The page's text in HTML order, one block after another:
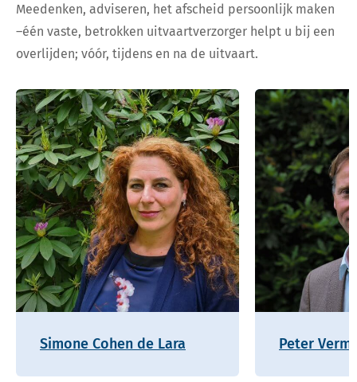
Meedenken, adviseren, het afscheid persoonlijk maken
–één vaste, betrokken uitvaartverzorger helpt u bij een
overlijden; vóór, tijdens en na de uitvaart.
Simone Cohen de Lara Peter